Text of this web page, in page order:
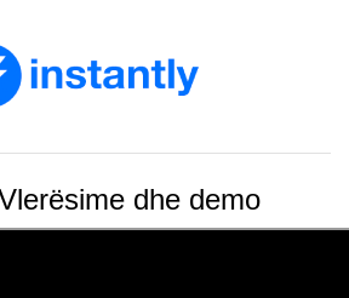
dhe demo